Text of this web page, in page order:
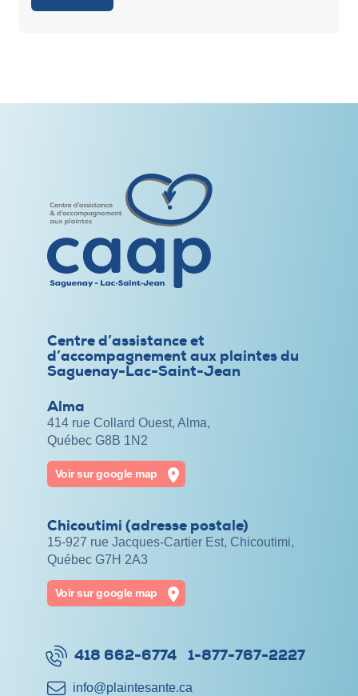
Centre d’assistance et
d’accompagnement aux plaintes du
Saguenay-Lac-Saint-Jean
Alma
414 rue Collard Ouest, Alma,
Québec G8B 1N2
Voir sur google map
Chicoutimi (adresse postale)
15-927 rue Jacques-Cartier Est, Chicoutimi,
Québec G7H 2A3
Voir sur google map
418 662-6774 1-877-767-2227
info@​plaintesante.ca